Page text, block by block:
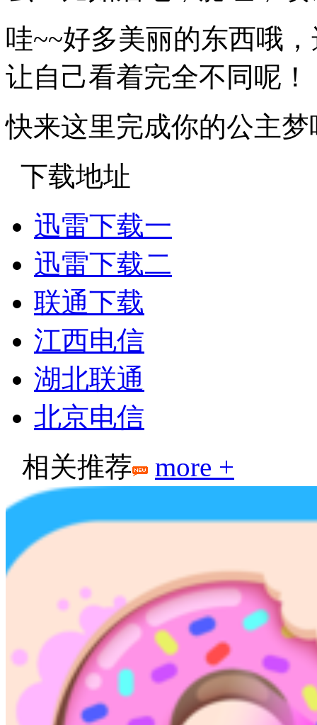
哇~~好多美丽的东西哦
让自己看着完全不同呢！
快来这里完成你的公主梦
下载地址
迅雷下载一
迅雷下载二
联通下载
江西电信
湖北联通
北京电信
相关推荐
more +